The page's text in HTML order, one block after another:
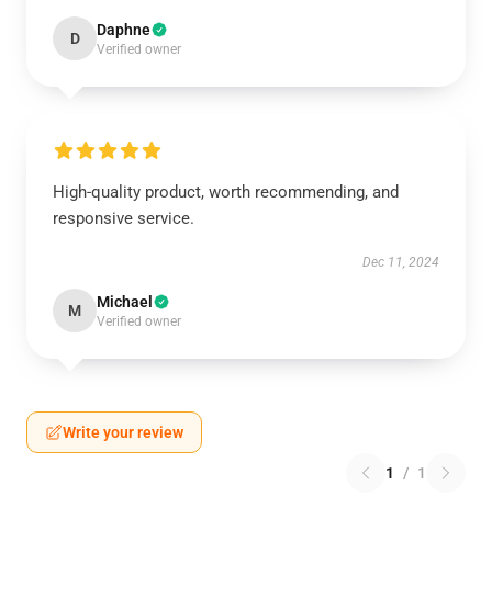
D Daphne
Verified owner
High-quality product, worth recommending, and
responsive service.
Dec 11, 2024
M Michael
Verified owner
Write your review
1 / 1